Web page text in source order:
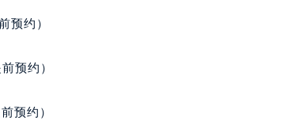
层17-B（需提前预约）
室（需提前预约）
需提前预约）
预约）
预约）
预约）